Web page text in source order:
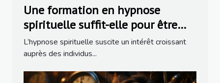
Une formation en hypnose
spirituelle suffit-elle pour être
praticien ?
L’hypnose spirituelle suscite un intérêt croissant
auprès des individus...